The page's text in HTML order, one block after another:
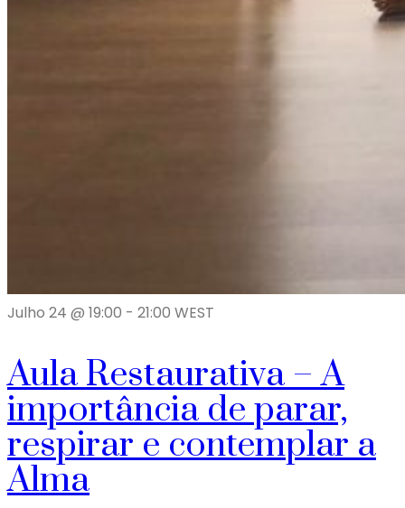
Julho 24 @ 19:00 - 21:00 WEST
Aula Restaurativa – A
importância de parar,
respirar e contemplar a
Alma